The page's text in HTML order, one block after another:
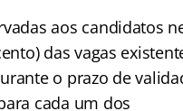
aos candidatos
das vagas
o prazo de
cada um dos